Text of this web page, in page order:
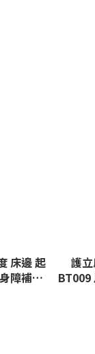
床邊 起
障補助
護
BT009